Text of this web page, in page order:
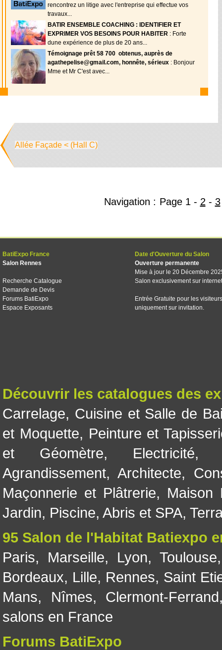
rencontrez un litige avec l'entreprise qui effectue vos
travaux...
BATIR ENSEMBLE COACHING : IDENTIFIER ET
EXPRIMER VOS BESOINS POUR HABITER : Forte
dune expérience de plus de 20 ans...
Témoignage prêt 58 700  obtenus, auprès de
agathepelise@gmail.com, honnête, sérieux : Bonjour
Mme et Mr C'est avec...
Allée Façade < (Hall C)
Navigation : Page 1 - 2 - 3
BatiExpo France
Salon Rennes
Recherche Catalogue
Demande de Devis
Forums BatiExpo
Espace Exposants
Date d'Ouverture du Salon
Ouverture permanente
Mise à jour le 20 Décembre
Salon exclusivement sur internet
Entrée Gratuite pour les visiteurs
uniquement sur invitation.
Découvrir les catalogues des
Carrelage, Cuisine et Salle de
et Moquette, Peinture et
et Géomètre, Electricité
Agrandissement, Architecte,
Maçonnerie et Plâtrerie, Maison
Jardin, Piscine, Abris et SPA,
95 Salon de l'Habitat Batiexpo
Paris, Marseille, Lyon, Toulouse
Bordeaux, Lille, Rennes, Saint
Mans, Nîmes, Clermont-Ferrand
salons en France
Forums BatiExpo